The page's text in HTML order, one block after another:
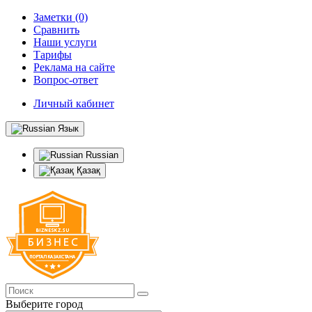
Заметки (0)
Сравнить
Наши услуги
Тарифы
Реклама на сайте
Вопрос-ответ
Личный кабинет
Язык
Russian
Қазақ
Выберите город